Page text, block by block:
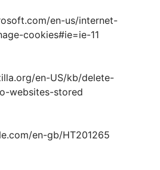
en-us/internet-
cookies#ie=ie-11
en-US/kb/delete-
websites-stored
en-gb/HT201265